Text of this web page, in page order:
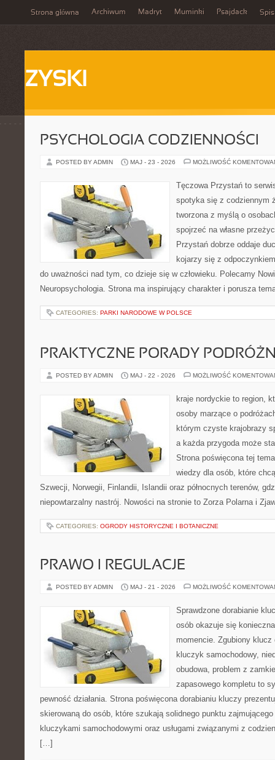
Strona główna Archiwum Madryt Muminki Psajdack Spis
ZYSKI
PSYCHOLOGIA CODZIENNOŚCI
POSTED BY ADMIN MAJ - 23 - 2026 MOŻLIWOŚĆ
Tęczowa Przystań to
spotyka się z codziennym
tworzona z myślą o
spojrzeć na własne
Przystań dobrze oddaje
kojarzy się z
do uważności nad tym, co dzieje się w człowieku. Polecamy
Neuropsychologia. Strona ma inspirujący charakter i porusza
CATEGORIES: PARKI NARODOWE W POLSCE
PRAKTYCZNE PORADY
POSTED BY ADMIN MAJ - 22 - 2026 MOŻLIWOŚĆ
kraje nordyckie to region,
osoby marzące o
którym czyste krajobrazy
a każda przygoda może
Strona poświęcona tej
wiedzy dla osób, które
Szwecji, Norwegii, Finlandii, Islandii oraz północnych terenów,
niepowtarzalny nastrój. Nowości na stronie to Zorza Polarna i
CATEGORIES: OGRODY HISTORYCZNE I BOTANICZNE
PRAWO I REGULACJE
POSTED BY ADMIN MAJ - 21 - 2026 MOŻLIWOŚĆ
Sprawdzone dorabianie
osób okazuje się
momencie. Zgubiony
kluczyk samochodowy,
obudowa, problem z
zapasowego kompletu to
pewność działania. Strona poświęcona dorabianiu kluczy
skierowaną do osób, które szukają solidnego punktu
kluczykami samochodowymi oraz usługami związanymi z
[…]